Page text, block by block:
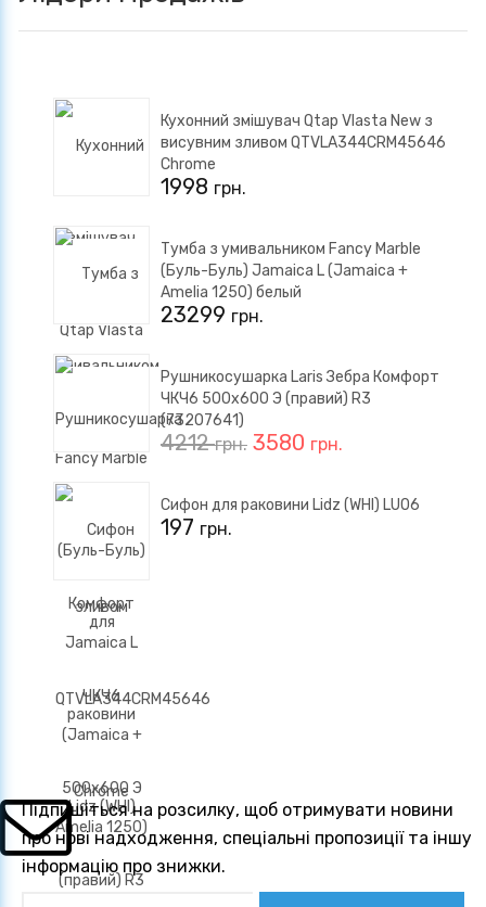
Кухонний змішувач Qtap Vlasta New з
висувним зливом QTVLA344CRM45646
Chrome
1998 грн.
Тумба з умивальником Fancy Marble
(Буль-Буль) Jamaica L (Jamaica +
Amelia 1250) белый
23299 грн.
Рушникосушарка Laris Зебра Комфорт
ЧКЧ6 500x600 Э (правий) R3
(73207641)
4212грн. 3580 грн.
Сифон для раковини Lidz (WHI) LU06
197 грн.
Підпишіться на розсилку, щоб отримувати новини
про нові надходження, спеціальні пропозиції та іншу
інформацію про знижки.